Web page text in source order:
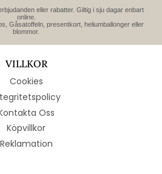
eller rabatter. Giltig i sju dagar enbart
online.
Gåsatoffeln, presentkort, heliumballonger eller
blommor.
VILLKOR
Cookies
Oss
Köpvillkor
Reklamation